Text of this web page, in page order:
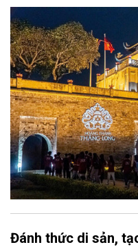
và phát huy giá trị di sản
xã hội và du lịch”; đồng
triển kinh tế di sản”.
Đánh thức di sản,